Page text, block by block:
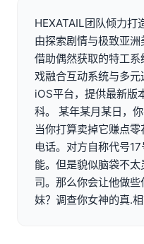
HEXATAIL团队倾力打
由探索剧情与极致亚
借助偶然获取的特工
戏融合互动系统与多
iOS平台，提供最新版
科。 某年某月某日，
当你打算卖掉它赚点
电话。对方自称代号
能。但是貌似脑袋不
司。那么你会让他做
妹？调查你女神的真.